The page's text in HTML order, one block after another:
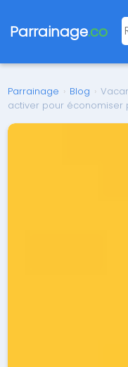
Parrainage.co
Parrainage › Blog ›
activer pour économiser